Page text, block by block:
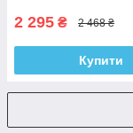
2 295 ₴ 2 468 ₴
Купити